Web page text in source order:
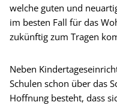
welche guten und
im besten Fall für das
zukünftig zum Tragen
Neben
Schulen schon über das
Hoffnung besteht, dass